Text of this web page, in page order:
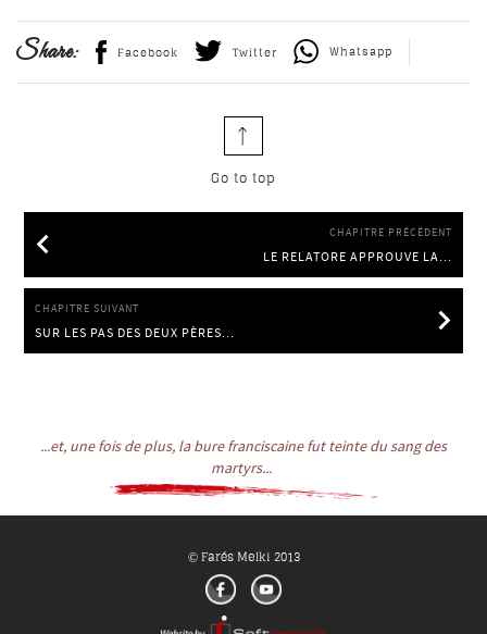
Share: Facebook Twitter Whatsapp
Go to top
CHAPITRE PRÉCÉDENT
LE RELATORE APPROUVE LA...
LE RELATORE APPROUVE LA POSITIO
CHAPITRE SUIVANT
SUR LES PAS DES DEUX PÈRES...
SUR LES PAS DES DEUX PÈRES 2018
...et, une fois de plus, la bure franciscaine fut teinte du sang des
martyrs...
© Farés Melki 2013